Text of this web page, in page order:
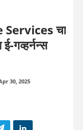
Services चा
गव्हर्नन्स
30, 2025